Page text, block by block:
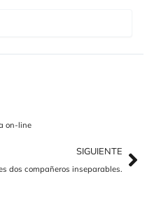
on-line
SIGUIENTE
dos compañeros inseparables.